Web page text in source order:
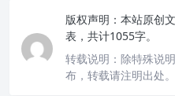
版权声明： 本站原创
表，共计1055字。
转载说明： 除特殊说
布，转载请注明出处。